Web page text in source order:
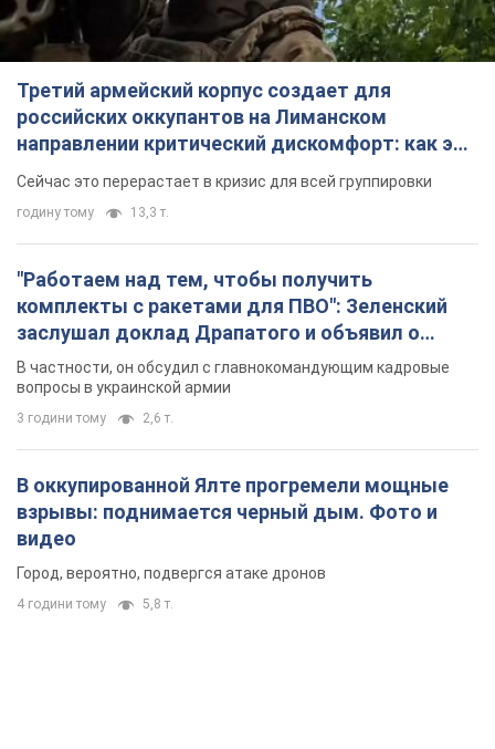
Третий армейский корпус создает для
российских оккупантов на Лиманском
направлении критический дискомфорт: как это
удалось
Сейчас это перерастает в кризис для всей группировки
годину тому 13,3 т.
"Работаем над тем, чтобы получить
комплекты с ракетами для ПВО": Зеленский
заслушал доклад Драпатого и объявил о
новых мерах
В частности, он обсудил с главнокомандующим кадровые
вопросы в украинской армии
3 години тому 2,6 т.
В оккупированной Ялте прогремели мощные
взрывы: поднимается черный дым. Фото и
видео
Город, вероятно, подвергся атаке дронов
4 години тому 5,8 т.